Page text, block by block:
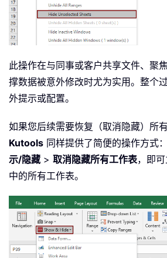
此操作在与同事或客户共享文件、聚
撑数据被意外修改时尤为实用。整个
外提示或配置。
如果您后续需要恢复（取消隐藏）所
Kutools 同样提供了简便的操作方式
示/隐藏 > 取消隐藏所有工作表，即
中的所有工作表。